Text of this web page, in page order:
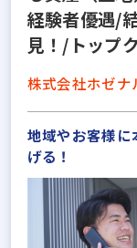
経験者優遇/
見！/トップ
株式会社ホゼナ
地域やお客様に
げる！